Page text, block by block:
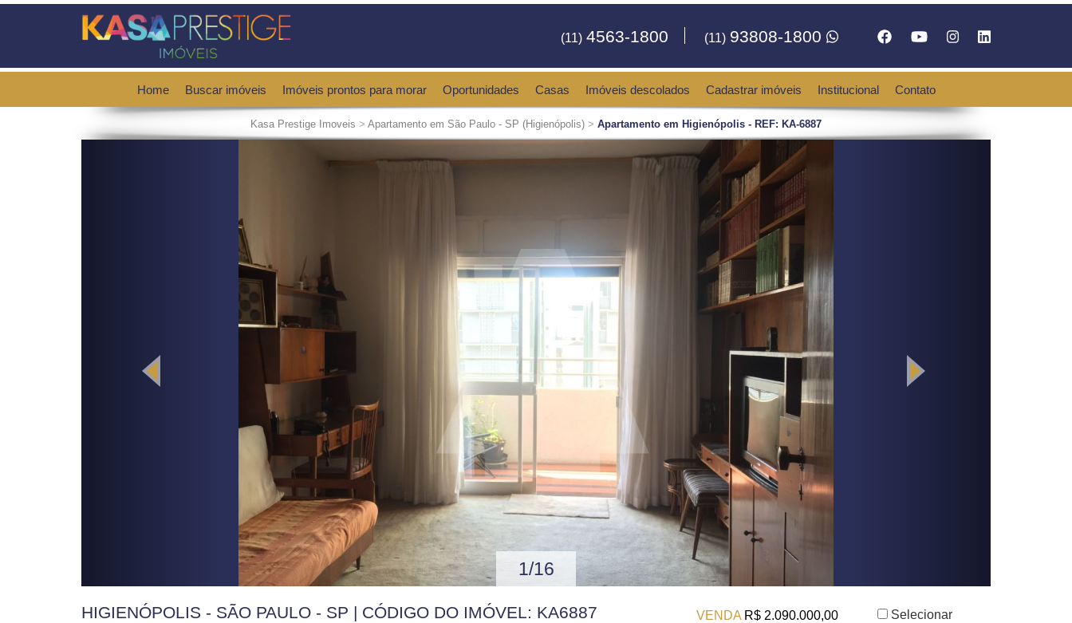
(11) 4563-1800 (11) 93808-1800
Home Buscar imóveis Imóveis prontos para morar Oportunidades Casas Imóveis descolados Cadastrar imóveis Institucional Contato
Kasa Prestige Imoveis > Apartamento em São Paulo - SP (Higienópolis) > Apartamento em Higienópolis - REF: KA-6887
1/16
HIGIENÓPOLIS - SÃO PAULO - SP | CÓDIGO DO IMÓVEL: KA6887 VENDA R$ 2.090.000,00 Selecionar